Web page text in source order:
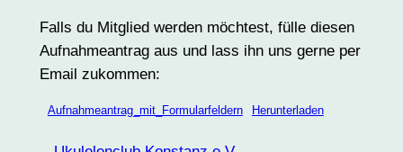
Falls du Mitglied werden möchtest, fülle diesen
Aufnahmeantrag aus und lass ihn uns gerne per
Email zukommen:
Aufnahmeantrag_mit_Formularfeldern Herunterladen